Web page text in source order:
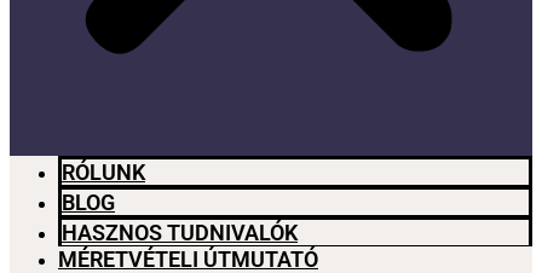
RÓLUNK
BLOG
HASZNOS TUDNIVALÓK
MÉRETVÉTELI ÚTMUTATÓ